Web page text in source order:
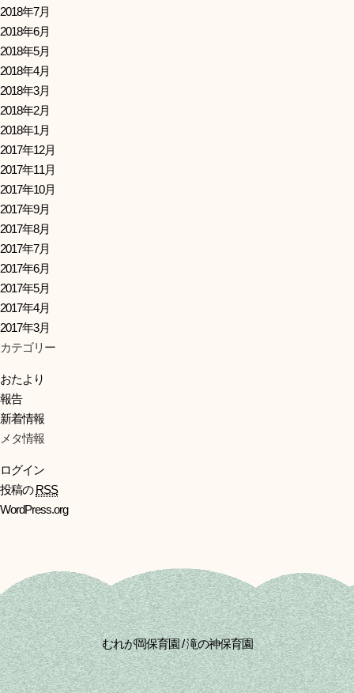
2018年7月
2018年6月
2018年5月
2018年4月
2018年3月
2018年2月
2018年1月
2017年12月
2017年11月
2017年10月
2017年9月
2017年8月
2017年7月
2017年6月
2017年5月
2017年4月
2017年3月
カテゴリー
おたより
報告
新着情報
メタ情報
ログイン
投稿のRSS
WordPress.org
むれが岡保育園 / 滝の神保育園